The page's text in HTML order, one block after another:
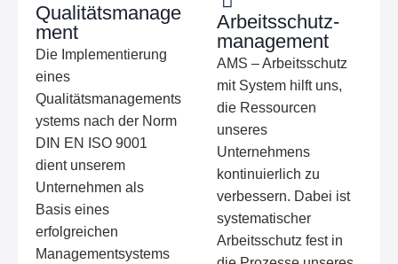
Qualitätsmanage
ment
Die Implementierung
eines
Qualitätsmanagements
ystems nach der Norm
DIN EN ISO 9001
dient unserem
Unternehmen als
Basis eines
erfolgreichen
Managementsystems
Arbeitsschutz­
management
AMS – Arbeitsschutz
mit System hilft uns,
die Ressourcen
unseres
Unternehmens
kontinuierlich zu
verbessern. Dabei ist
systematischer
Arbeitsschutz fest in